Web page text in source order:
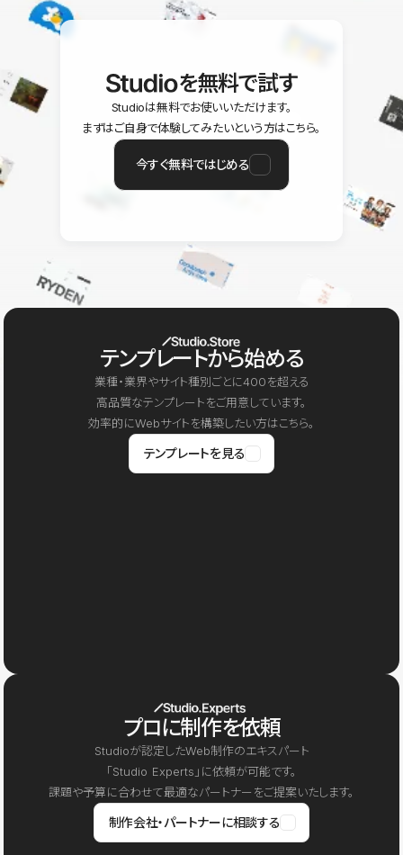
を無料で試す
Studioは無料でお使いいただけます。
まずはご自身で体験してみたいという方はこちら。
今すぐ無料ではじめる
テンプレートから始める
業種・業界やサイト種別ごとに400を超える
高品質なテンプレートをご用意しています。
効率的にWebサイトを構築したい方はこちら。
テンプレートを見る
プロに制作を依頼
Studioが認定したWeb制作のエキスパート
「Studio Experts」に依頼が可能です。
課題や予算に合わせて最適なパートナーをご提案いたします。
制作会社・パートナーに相談する